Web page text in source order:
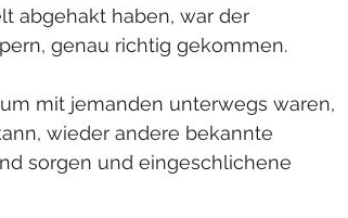
abgehakt haben, war der
genau richtig gekommen.
mit jemanden unterwegs waren,
wieder andere bekannte
sorgen und eingeschlichene